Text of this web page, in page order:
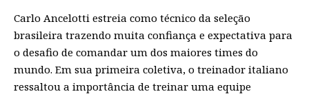
Carlo Ancelotti estreia como técnico da seleção
brasileira trazendo muita confiança e expectativa para
o desafio de comandar um dos maiores times do
mundo. Em sua primeira coletiva, o treinador italiano
ressaltou a importância de treinar uma equipe